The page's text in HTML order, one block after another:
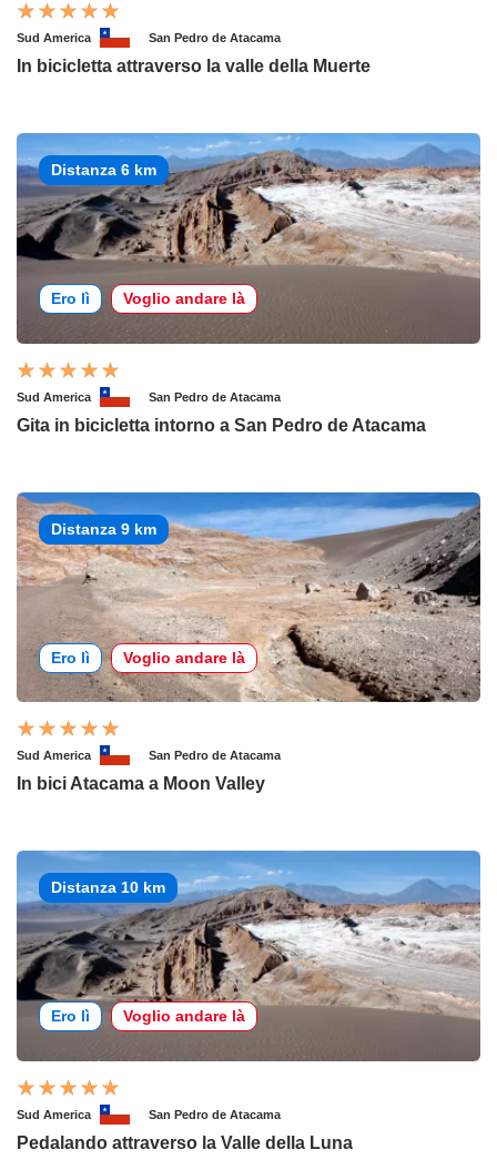
Sud America San Pedro de Atacama
In bicicletta attraverso la valle della Muerte
Distanza 6 km
Ero lì Voglio andare là
Sud America San Pedro de Atacama
Gita in bicicletta intorno a San Pedro de Atacama
Distanza 9 km
Ero lì Voglio andare là
Sud America San Pedro de Atacama
In bici Atacama a Moon Valley
Distanza 10 km
Ero lì Voglio andare là
Sud America San Pedro de Atacama
Pedalando attraverso la Valle della Luna